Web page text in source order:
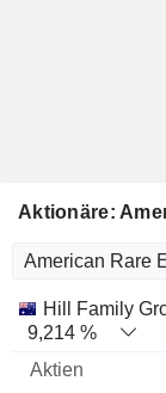
Aktionäre:
Name Aktien %
Hill Family
9,214 %